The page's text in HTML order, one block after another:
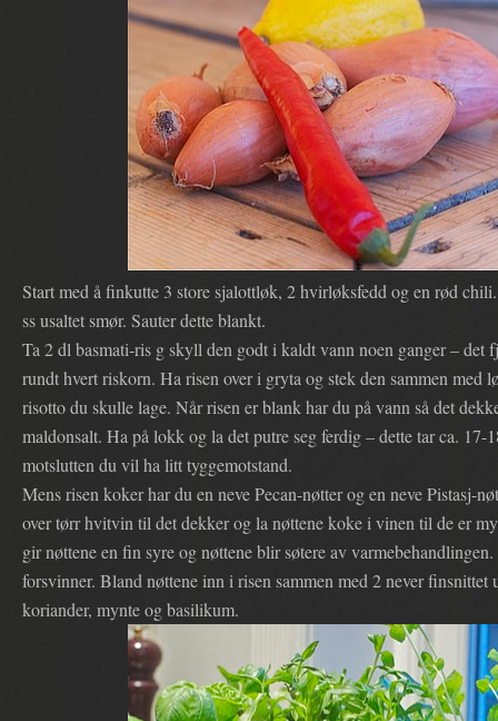
Start med å finkutte 3 store sjalottløk, 2 hvirløksfedd og en rød
ss usaltet smør. Sauter dette blankt.
Ta 2 dl basmati-ris g skyll den godt i kaldt vann noen ganger – det
rundt hvert riskorn. Ha risen over i gryta og stek den sammen med
risotto du skulle lage. Når risen er blank har du på vann så det
maldonsalt. Ha på lokk og la det putre seg ferdig – dette tar ca. 17-
motslutten du vil ha litt tyggemotstand.
Mens risen koker har du en neve Pecan-nøtter og en neve Pistasj-
over tørr hvitvin til det dekker og la nøttene koke i vinen til de er
gir nøttene en fin syre og nøttene blir søtere av
forsvinner. Bland nøttene inn i risen sammen med 2 never finsnittet
koriander, mynte og basilikum.